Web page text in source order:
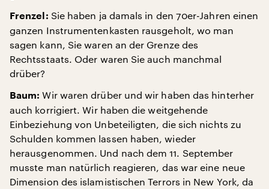
Frenzel: Sie haben ja damals in den 70er-Jahren einen
ganzen Instrumentenkasten rausgeholt, wo man
sagen kann, Sie waren an der Grenze des
Rechtsstaats. Oder waren Sie auch manchmal
drüber?
Baum: Wir waren drüber und wir haben das hinterher
auch korrigiert. Wir haben die weitgehende
Einbeziehung von Unbeteiligten, die sich nichts zu
Schulden kommen lassen haben, wieder
herausgenommen. Und nach dem 11. September
musste man natürlich reagieren, das war eine neue
Dimension des islamistischen Terrors in New York, da